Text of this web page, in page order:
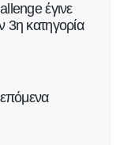
έγινε
3η κατηγορία